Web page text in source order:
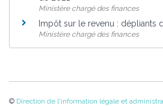
Ministère chargé des finances
Impôt sur le revenu : dépliants
Ministère chargé des finances
© Direction de l'information légale et